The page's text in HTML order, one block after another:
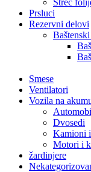
Streč
Prsluci
Rezervni delovi
Smese
Ventilatori
Vozila na
Dvosedi
Kamioni
Motori i
žardinjere